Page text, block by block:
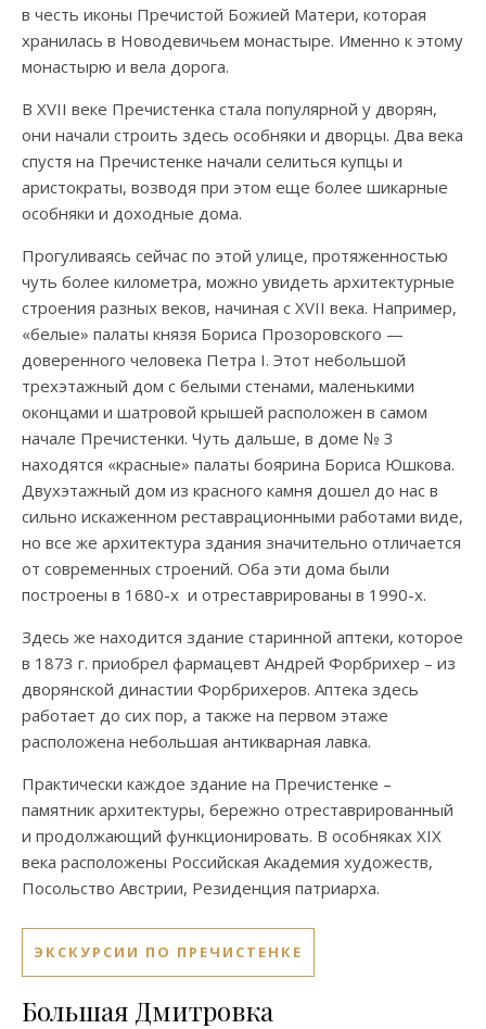
в честь иконы Пречистой Божией Матери, которая
хранилась в Новодевичьем монастыре. Именно к этому
монастырю и вела дорога.
В XVII веке Пречистенка стала популярной у дворян,
они начали строить здесь особняки и дворцы. Два века
спустя на Пречистенке начали селиться купцы и
аристократы, возводя при этом еще более шикарные
особняки и доходные дома.
Прогуливаясь сейчас по этой улице, протяженностью
чуть более километра, можно увидеть архитектурные
строения разных веков, начиная с XVII века. Например,
«белые» палаты князя Бориса Прозоровского —
доверенного человека Петра I. Этот небольшой
трехэтажный дом с белыми стенами, маленькими
оконцами и шатровой крышей расположен в самом
начале Пречистенки. Чуть дальше, в доме № 3
находятся «красные» палаты боярина Бориса Юшкова.
Двухэтажный дом из красного камня дошел до нас в
сильно искаженном реставрационными работами виде,
но все же архитектура здания значительно отличается
от современных строений. Оба эти дома были
построены в 1680-х и отреставрированы в 1990-х.
Здесь же находится здание старинной аптеки, которое
в 1873 г. приобрел фармацевт Андрей Форбрихер – из
дворянской династии Форбрихеров. Аптека здесь
работает до сих пор, а также на первом этаже
расположена небольшая антикварная лавка.
Практически каждое здание на Пречистенке –
памятник архитектуры, бережно отреставрированный
и продолжающий функционировать. В особняках XIX
века расположены Российская Академия художеств,
Посольство Австрии, Резиденция патриарха.
ЭКСКУРСИИ ПО ПРЕЧИСТЕНКЕ
Большая Дмитровка